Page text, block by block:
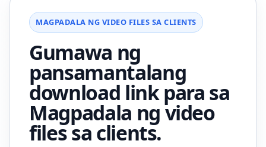
MAGPADALA NG VIDEO FILES SA CLIENTS
Gumawa ng
pansamantalang
download link para sa
Magpadala ng video
files sa clients.